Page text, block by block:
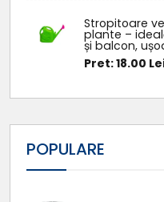
Stropitoare
plante –
și balcon,
Pret: 18.00
POPULARE